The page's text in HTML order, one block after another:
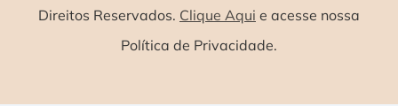
Direitos Reservados. Clique Aqui e acesse nossa
Política de Privacidade.